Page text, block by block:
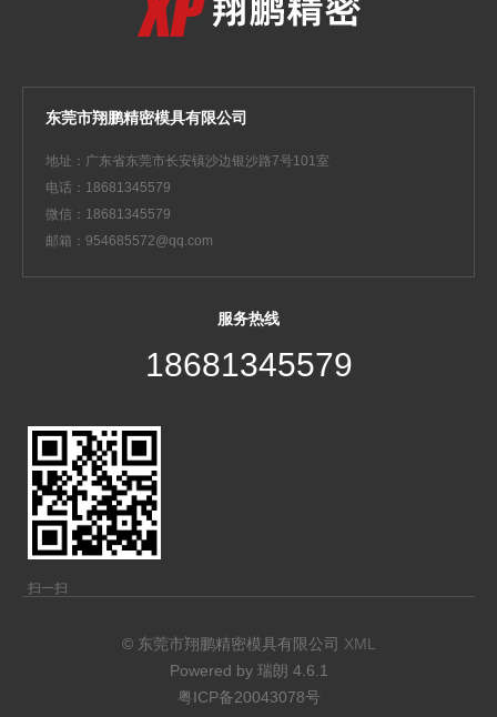
东莞市翔鹏精密模具有限公司
地址：广东省东莞市长安镇沙边银沙路7号101室
电话：18681345579
微信：18681345579
邮箱：954685572@qq.com
服务热线
18681345579
扫一扫
© 东莞市翔鹏精密模具有限公司 XML
Powered by 瑞朗 4.6.1
粤ICP备20043078号